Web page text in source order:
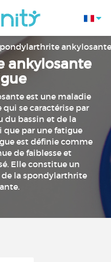
ankylosante
est une maladie
se caractérise par
du bassin et de la
que par une fatigue
est définie comme
de faiblesse et
Elle constitue un
la spondylarthrite